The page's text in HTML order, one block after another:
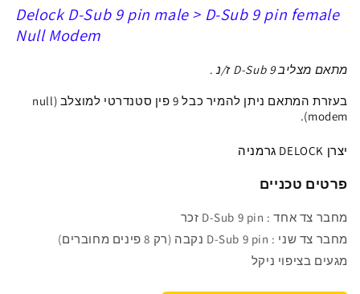
D-
ז/נ
D-
ז/נ
Delock D-Sub 9 pin male > D-Sub 9 pin female
Null Modem
מתאם מצליב D-Sub 9 ז/נ .
בעזרת המתאם ניתן להמיר כבל 9 פין סטנדרטי למוצלב (
null
modem).
יצרן DELOCK גרמניה
פרטים טכניים
מחבר צד אחד : D-Sub 9 pin זכר
מחבר צד שני :
D-Sub 9 pin נקבה (רק 8 פינים מחוברים)
מגעים בציפוי ניקל